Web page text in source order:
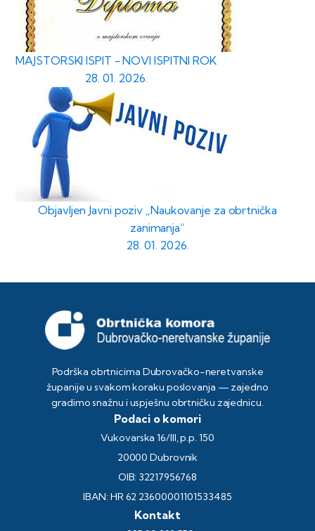
MAJSTORSKI ISPIT - NOVI ISPITNI ROK
28. 01. 2026.
Objavljen Javni poziv „Naukovanje za obrtnička
zanimanja“
28. 01. 2026.
Podrška obrtnicima Dubrovačko-neretvanske
županije u svakom koraku poslovanja — zajedno
gradimo snažnu i uspješnu obrtničku zajednicu.
Podaci o komori
Vukovarska 16/III, p.p. 150
20000 Dubrovnik
OIB: 32217956768
IBAN: HR 62 23600001101533485
Kontakt